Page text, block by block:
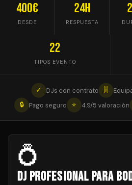
400€
DESDE
24h
RESPUESTA
22
TIPOS EVENTO
✓ DJs con contrato 🎚
🔒
Pago seguro ⭐ 4.9/5 valoración
💍
DJ Profesional para